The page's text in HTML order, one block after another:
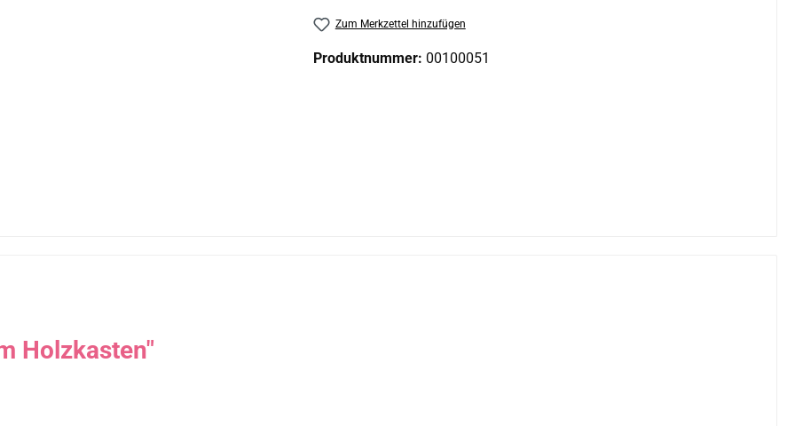
Zum Merkzettel hinzufügen
Produktnummer: 00100051
Holzkasten"